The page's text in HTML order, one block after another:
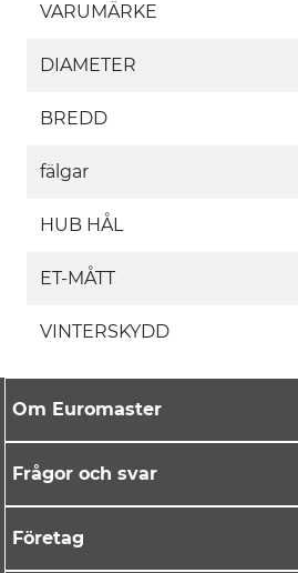
VARUMÄRKE
DIAMETER
BREDD
fälgar
HUB HÅL
ET-MÅTT
VINTERSKYDD
Om Euromaster
Frågor och svar
Företag